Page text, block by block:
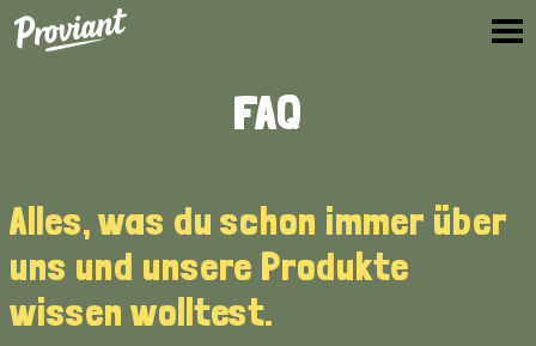
FAQ
Alles, was du schon immer über
uns und unsere Produkte
wissen wolltest.